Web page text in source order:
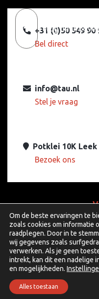
Terug naar
+31 (0)50 549 90
Bel direct
info@tau.nl
Stel je vraag
Potklei 10K Leek
Bezoek ons
Copyright © 2026
Om de beste ervaringen te
zoals cookies om informatie
raadplegen. Door in te
wij gegevens zoals
verwerken. Als je geen
intrekt, kan dit een nadelige
en mogelijkheden.
Alles toestaan